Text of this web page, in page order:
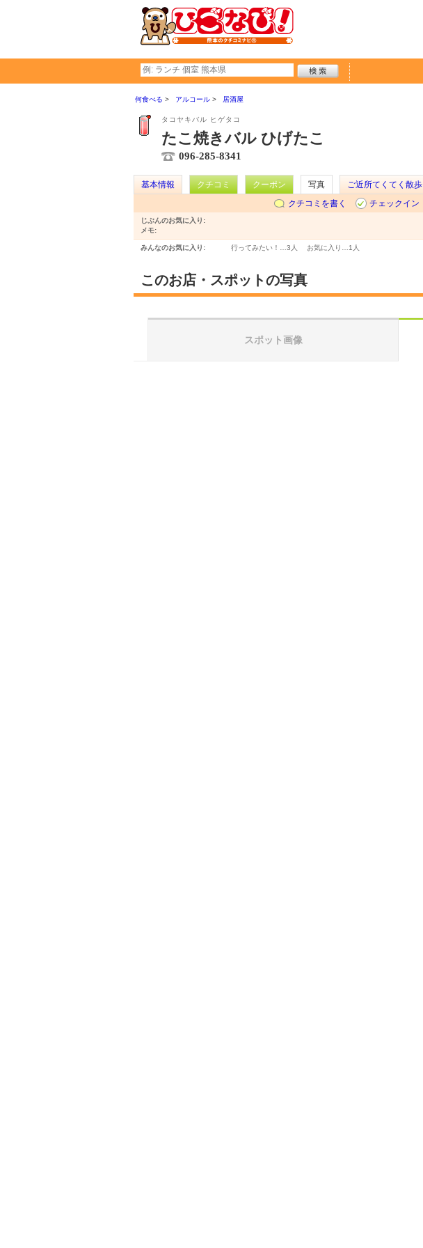
何食べる アルコール 居酒屋
タコヤキバル ヒゲタコ
たこ焼きバル ひげたこ
096-285-8341
基本情報 クチコミ クーポン 写真
ご近所てくてく散歩
クチコミを書く
チェックイン
じぶんのお気に入り:
メモ:
みんなのお気に入り: 行ってみたい！… 3人 お気に入り… 1人
このお店・スポットの写真
スポット画像